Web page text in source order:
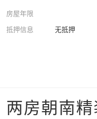
房屋年限
抵押信息
无抵押
两房朝南